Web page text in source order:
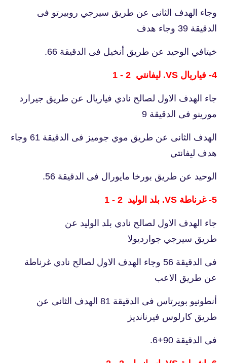
وجاء الهدف الثانى عن طريق سيرجي روبيرتو فى
الدقيقة 39 وجاء هدف
خيتافي الوحيد عن طريق أنخيل فى الدقيقة 66.
4- فياريال VS. ليفانتي 2 - 1
جاء الهدف الاول لصالح نادي فياريال عن طريق جيرارد
مورينو فى الدقيقة 9
الهدف الثانى عن طريق موي جوميز فى الدقيقة 61 وجاء
هدف ليفانتي
الوحيد عن طريق بورخا مايورال فى الدقيقة 56.
5- غرناطة VS. بلد الوليد 2 - 1
جاء الهدف الاول لصالح نادي بلد الوليد عن
طريق سيرجي جوارديولا
فى الدقيقة 56 وجاء الهدف الاول لصالح نادي غرناطة
عن طريق الاعب
أنطونيو بويرتاس فى الدقيقة 81 الهدف الثانى عن
طريق كارلوس فيرنانديز
فى الدقيقة 90+6.